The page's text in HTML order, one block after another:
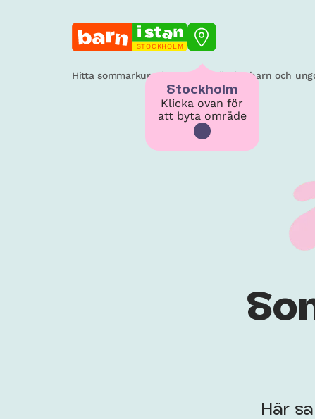
STOCKHOLM
Stockholm
Klicka ovan för
att byta område
Hitta sommarkurs, läger och kollo för barn och
Här